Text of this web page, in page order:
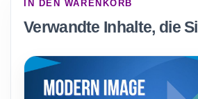
IN DEN WARENKORB
Verwandte Inhalte, die